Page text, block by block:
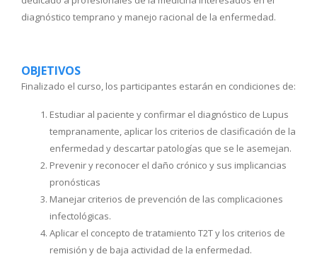
diagnóstico temprano y manejo racional de la enfermedad.
OBJETIVOS
Finalizado el curso, los participantes estarán en condiciones de:
Estudiar al paciente y confirmar el diagnóstico de Lupus
tempranamente, aplicar los criterios de clasificación de la
enfermedad y descartar patologías que se le asemejan.
Prevenir y reconocer el daño crónico y sus implicancias
pronósticas
Manejar criterios de prevención de las complicaciones
infectológicas.
Aplicar el concepto de tratamiento T2T y los criterios de
remisión y de baja actividad de la enfermedad.